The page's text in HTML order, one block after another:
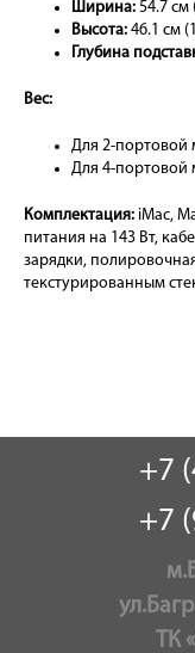
Ширина: 54.7 см
Высота: 46.1 см
Глубина
Вес:
Для 2-портовой
Для 4-портовой
Комплектация: iMac,
питания на 143 Вт,
зарядки,
текстурированным
+7
+7
ТК